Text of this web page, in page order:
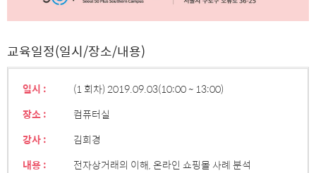
교육일정(일시/장소/내용)
일시 : (1 회차) 2019.09.03(10:00 ~ 13:00)
장소 :
컴퓨터실
강사 :
김희경
내용 :
전자상거래의 이해, 온라인 쇼핑몰 사례 분석